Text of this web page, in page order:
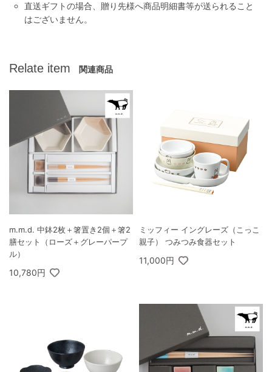
直送ギフトの場合、贈り先様へ商品明細書等が送られること
はございません。
Relate item 関連商品
m.m.d. 中鉢2枚＋箸置き2個＋箸2
膳セット（ローズ＋グレーパープ
ル）
10,780円
ミッフィー イングレーズ（こっこ
親子） つみつみ食器セット
11,000円